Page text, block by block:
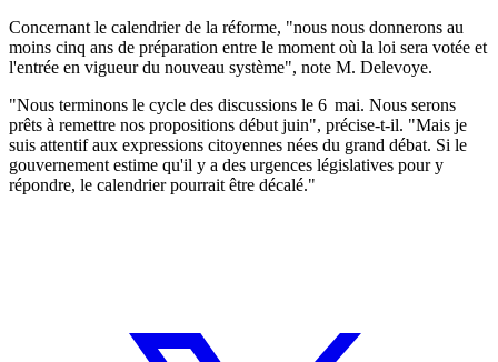
Concernant le calendrier de la réforme, "nous nous donnerons au
moins cinq ans de préparation entre le moment où la loi sera votée et
l'entrée en vigueur du nouveau système", note M. Delevoye.
"Nous terminons le cycle des discussions le 6 mai. Nous serons
prêts à remettre nos propositions début juin", précise-t-il. "Mais je
suis attentif aux expressions citoyennes nées du grand débat. Si le
gouvernement estime qu'il y a des urgences législatives pour y
répondre, le calendrier pourrait être décalé."